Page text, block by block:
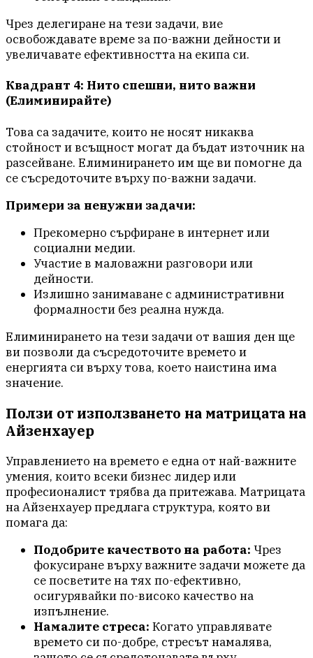
Чрез делегиране на тези задачи, вие
освобождавате време за по-важни дейности и
увеличавате ефективността на екипа си.
Квадрант 4: Нито спешни, нито важни
(Елиминирайте)
Това са задачите, които не носят никаква
стойност и всъщност могат да бъдат източник на
разсейване. Елиминирането им ще ви помогне да
се съсредоточите върху по-важни задачи.
Примери за ненужни задачи:
Прекомерно сърфиране в интернет или
социални медии.
Участие в маловажни разговори или
дейности.
Излишно занимаване с административни
формалности без реална нужда.
Елиминирането на тези задачи от вашия ден ще
ви позволи да съсредоточите времето и
енергията си върху това, което наистина има
значение.
Ползи от използването на матрицата на
Айзенхауер
Управлението на времето е една от най-важните
умения, които всеки бизнес лидер или
професионалист трябва да притежава. Матрицата
на Айзенхауер предлага структура, която ви
помага да:
Подобрите качеството на работа: Чрез
фокусиране върху важните задачи можете да
се посветите на тях по-ефективно,
осигурявайки по-високо качество на
изпълнение.
Намалите стреса: Когато управлявате
времето си по-добре, стресът намалява,